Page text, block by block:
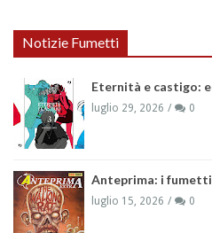
Notizie Fumetti
Eternità e castigo:
luglio 29, 2026 0
Anteprima: i
luglio 15, 2026 0